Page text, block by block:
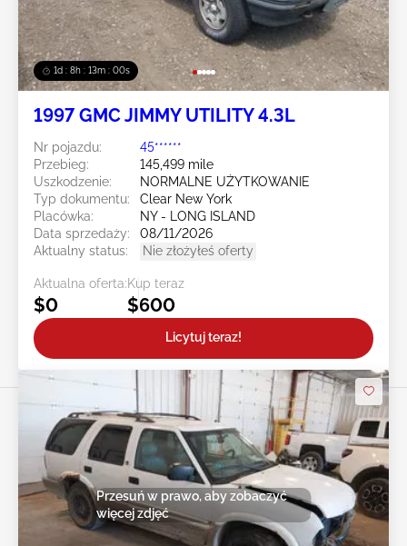
1d : 8h : 12m : 59s
1997 GMC JIMMY UTILITY 4.3L
Nr pojazdu:
45******
Przebieg:
145,499 mile
Uszkodzenie:
NORMALNE UŻYTKOWANIE
Typ dokumentu:
Clear New York
Placówka:
NY - LONG ISLAND
Data sprzedaży:
08/11/2026
Aktualny status:
Nie złożyłeś oferty
Aktualna oferta:
$0
Kup teraz
$600
Licytuj teraz!
Przesuń w prawo, aby zobaczyć
więcej zdjęć